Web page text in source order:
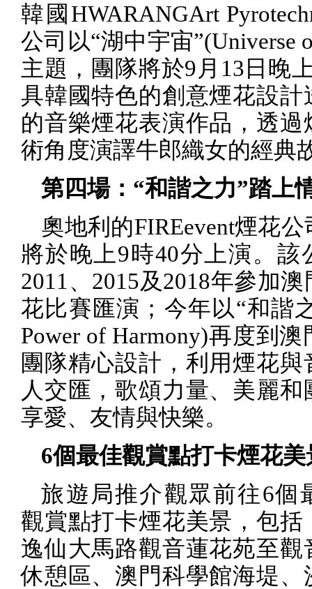
韓國 HWARANGArt
公司以“湖中宇宙”(Universe
主題，團隊將於9 月 13 日晚
具韓國特色的創意煙花設計
的音樂煙花表演作品，透過
術角度演譯牛郎織女的經典
第四場：“和諧之力”踏上
奧地利的FIREevent煙花公
將於晚上9時40分上演。該
2011 、 2015及2018年參加澳
花比賽匯演；今年以“和諧
Power of Harmony)再度到澳
團隊精心設計，利用煙花與
人交匯，歌頌力量、美麗和
享愛、友情與快樂。
6個最佳觀賞點打卡煙花美
旅遊局推介觀眾前往6個
觀賞點打卡煙花美景，包括
逸仙大馬路觀音蓮花苑至觀
休憩區、澳門科學館海堤、